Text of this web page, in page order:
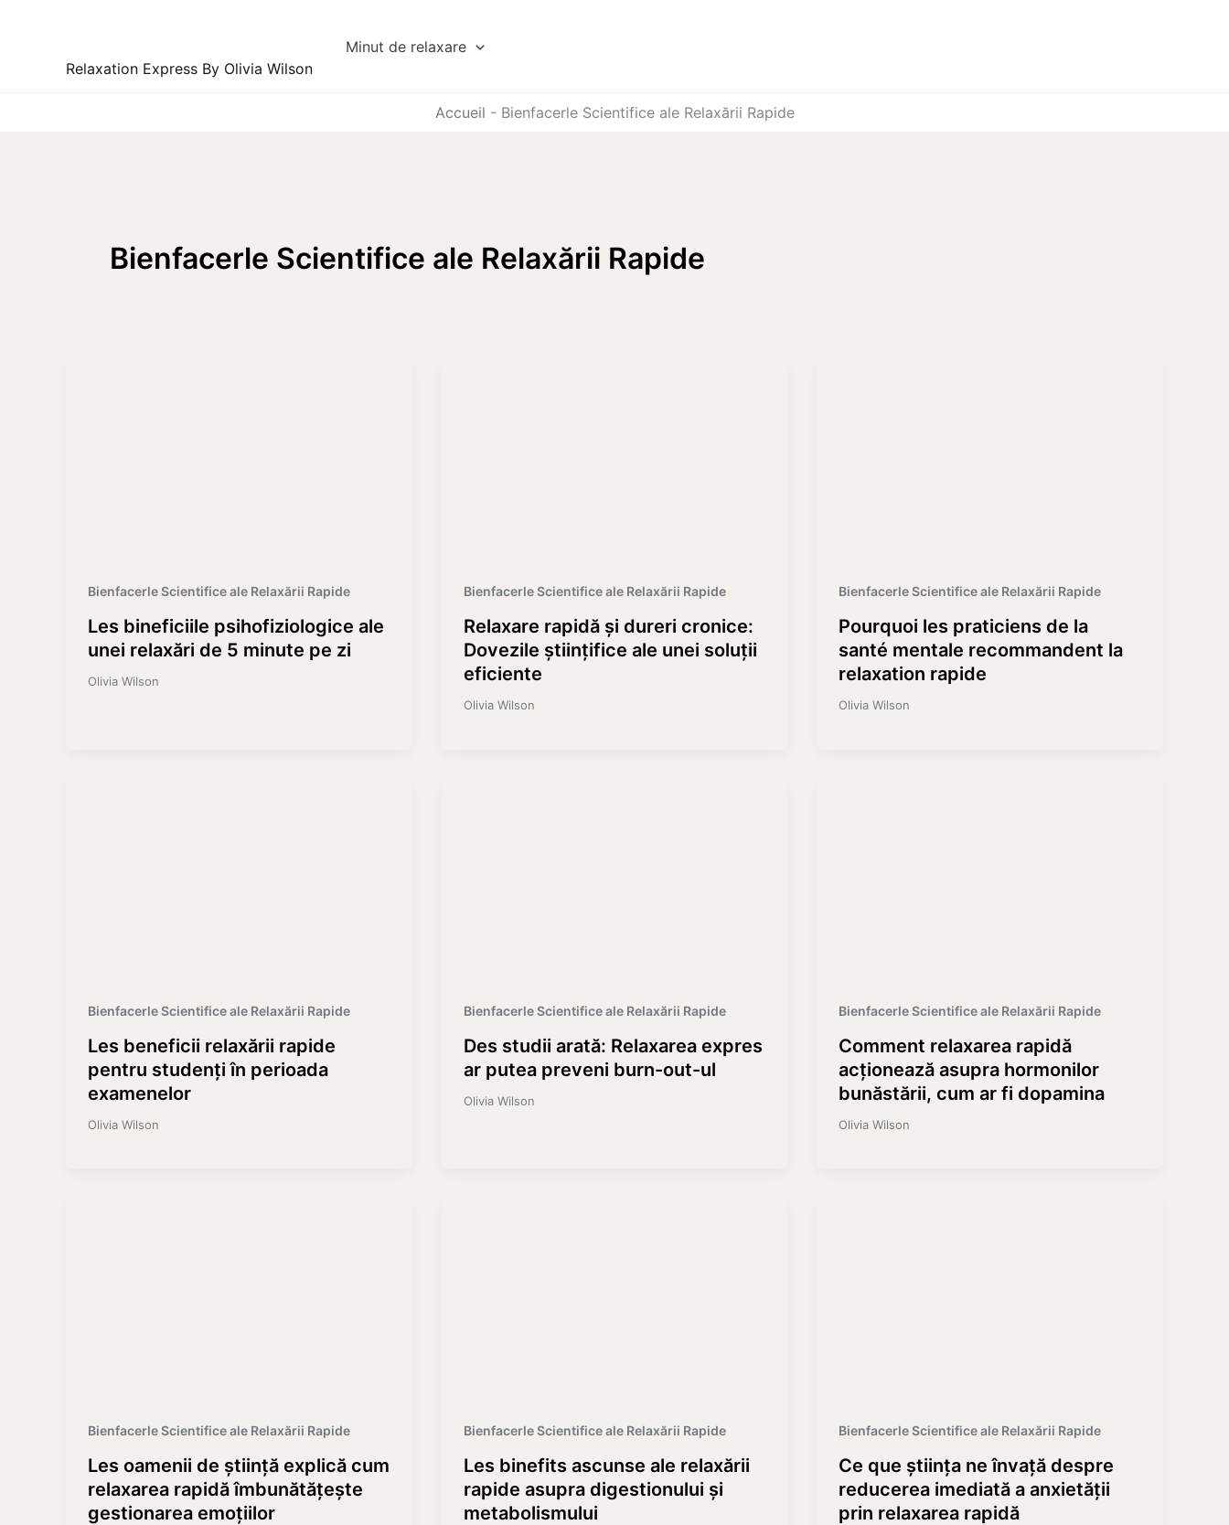
Relaxation Express By Olivia Wilson
Minut de relaxare
Accueil - Bienfacerle Scientifice ale Relaxării Rapide
Bienfacerle Scientifice ale Relaxării Rapide
Bienfacerle Scientifice ale Relaxării Rapide
Les bineficiile psihofiziologice ale
unei relaxări de 5 minute pe zi
Olivia Wilson
Bienfacerle Scientifice ale Relaxării Rapide
Relaxare rapidă și dureri cronice:
Dovezile științifice ale unei soluții
eficiente
Olivia Wilson
Bienfacerle Scientifice ale Relaxării Rapide
Pourquoi les praticiens de la
santé mentale recommandent la
relaxation rapide
Olivia Wilson
Bienfacerle Scientifice ale Relaxării Rapide
Les beneficii relaxării rapide
pentru studenți în perioada
examenelor
Olivia Wilson
Bienfacerle Scientifice ale Relaxării Rapide
Des studii arată: Relaxarea expres
ar putea preveni burn-out-ul
Olivia Wilson
Bienfacerle Scientifice ale Relaxării Rapide
Comment relaxarea rapidă
acționează asupra hormonilor
bunăstării, cum ar fi dopamina
Olivia Wilson
Bienfacerle Scientifice ale Relaxării Rapide
Les oamenii de știință explică cum
relaxarea rapidă îmbunătățește
gestionarea emoțiilor
Bienfacerle Scientifice ale Relaxării Rapide
Les binefits ascunse ale relaxării
rapide asupra digestionului și
metabolismului
Bienfacerle Scientifice ale Relaxării Rapide
Ce que știința ne învață despre
reducerea imediată a anxietății
prin relaxarea rapidă